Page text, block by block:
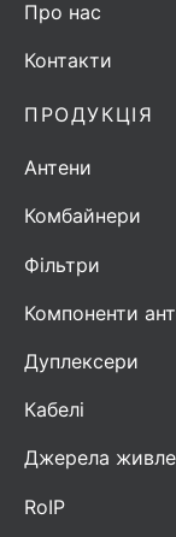
ПРОДУКЦІЯ
Антени
Комбайнери
Фільтри
Компоненти
Дуплексери
Кабелі
Джерела
RoIP
Про нас
Контакти